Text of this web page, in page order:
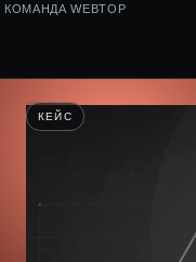
КОМАНДА WEBTOP
КЕЙС